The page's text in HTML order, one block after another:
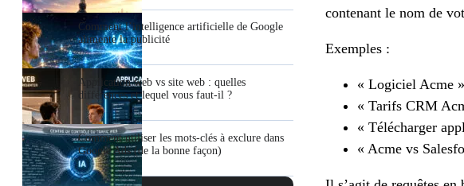
Comment l’intelligence artificielle de Google
alimente la publicité
Application web vs site web : quelles
différences et lequel vous faut-il ?
Comment utiliser les mots-clés à exclure dans
Google Ads (de la bonne façon)
contenant le nom de
Exemples :
« Logiciel Acme »
« Tarifs CRM
« Télécharger
« Acme vs